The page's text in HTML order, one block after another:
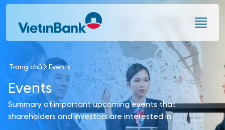
Skip to Main Content
Trang chủ Events
Events
Summary of important upcoming events that
shareholders and investors are interested in